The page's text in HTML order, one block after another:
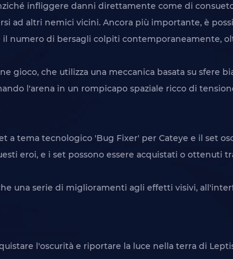
infliggere danni direttamente come di
ad altri nemici vicini. Ancora più importante, è
numero di bersagli colpiti contemporaneamente,
gioco, che utilizza una meccanica basata su sfere
l'arena in un rompicapo spaziale ricco di
a tema tecnologico 'Bug Fixer' per Cateye e il set
eroi, e i set possono essere acquistati o ottenuti
una serie di miglioramenti agli effetti visivi,
l'oscurità e riportare la luce nella terra di